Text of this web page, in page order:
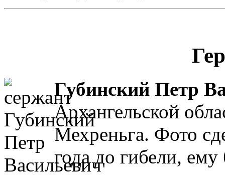
Губинский Петр
Архангельской
Мехреньга. Фото
года до гибели,